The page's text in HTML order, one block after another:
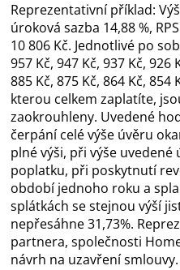
Reprezentativní příklad:
úroková sazba 14,88 %,
10 806 Kč. Jednotlivé po
957 Kč, 947 Kč, 937 Kč, 926
885 Kč, 875 Kč, 864 Kč, 854
kterou celkem zaplatíte,
zaokrouhleny. Uvedené
čerpání celé výše úvěru
plné výši, při výše uvedené
poplatku, při poskytnutí
období jednoho roku a
splátkách se stejnou výší
nepřesáhne 31,73%.
partnera, společnosti
návrh na uzavření smlouvy.